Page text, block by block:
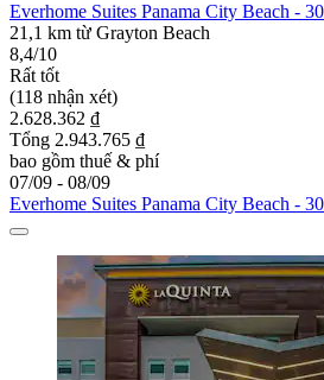
Everhome Suites Panama City Beach -
21,1 km từ Grayton Beach
8,4/10
Rất tốt
(118 nhận xét)
2.628.362 ₫
Tổng 2.943.765 ₫
bao gồm thuế & phí
07/09 - 08/09
Everhome Suites Panama City Beach -